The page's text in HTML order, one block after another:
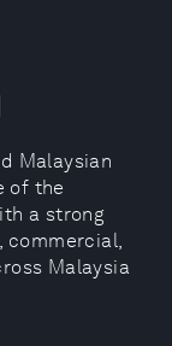
Malaysian
of the
a strong
commercial,
Malaysia